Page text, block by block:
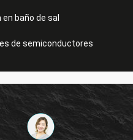
baño de sal
de semiconductores